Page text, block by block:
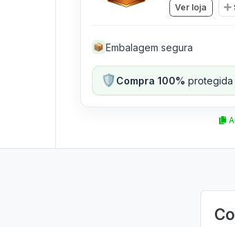
Ver loja
📦 Embalagem segura
🛡️Compra 100% protegida